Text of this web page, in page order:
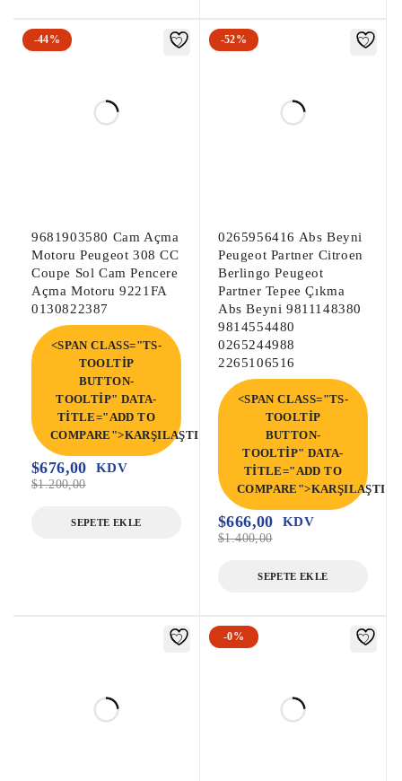
-44%
9681903580 Cam Açma
Motoru Peugeot 308 CC
Coupe Sol Cam Pencere
Açma Motoru 9221FA
0130822387
<SPAN CLASS="TS-
TOOLTIP
BUTTON-
TOOLTIP" DATA-
TITLE="ADD TO
COMPARE">KARŞILAŞTIR</SPAN>
$1.200,00
$676,00 KDV
SEPETE EKLE
-52%
0265956416 Abs Beyni
Peugeot Partner Citroen
Berlingo Peugeot
Partner Tepee Çıkma
Abs Beyni 9811148380
9814554480
0265244988
2265106516
<SPAN CLASS="TS-
TOOLTIP
BUTTON-
TOOLTIP" DATA-
TITLE="ADD TO
$1.400,00
$666,00 KDV
SEPETE EKLE
-0%